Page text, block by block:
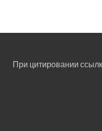
При цитировании